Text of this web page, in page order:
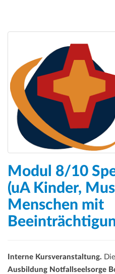
Modul 8/10
(uA Kinder,
Menschen mit
Interne Kursveranstaltung.
Ausbildung Notfallseelsorge